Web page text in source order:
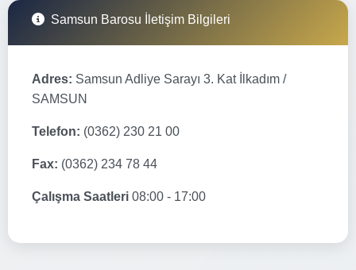
Samsun Barosu İletişim Bilgileri
Adres: Samsun Adliye Sarayı 3. Kat İlkadım /
SAMSUN
Telefon: (0362) 230 21 00
Fax: (0362) 234 78 44
Çalışma Saatleri 08:00 - 17:00